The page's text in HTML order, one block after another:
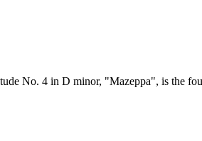
No. 4 in D minor, "Mazeppa", is the